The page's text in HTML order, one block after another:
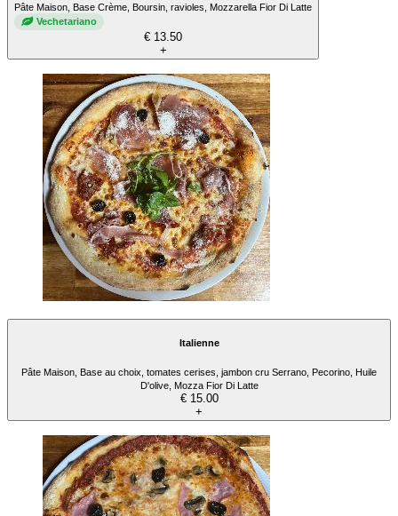
Pâte Maison, Base Crème, Boursin, ravioles, Mozzarella Fior Di Latte
Vechetariano
€ 13.50
+
Italienne
Pâte Maison, Base au choix, tomates cerises, jambon cru Serrano, Pecorino, Huile
D'olive, Mozza Fior Di Latte
€ 15.00
+